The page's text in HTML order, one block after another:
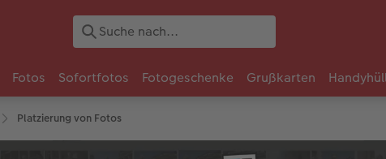
Fotos Sofortfotos Fotogeschenke Grußkarten
Platzierung von Fotos